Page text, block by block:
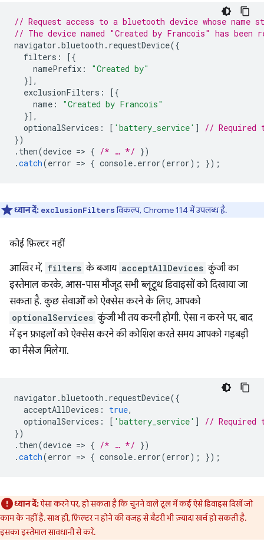
// Request access to a bluetooth device whose
// The device named "Created by Francois" has been
navigator .bluetooth . requestDevice({
filters :
[{
namePrefix :
"Created by"
}],
exclusionFilters :
[{
name :
"Created by Francois"
}],
optionalServices : [ 'battery_service' ]
// Required
})
. then(device => { /* … */ })
.catch(error => { console. error(error); });
ध्यान दें: exclusionFiltersविकल्प, Chrome 114 में उपलब्ध है.
कोई फ़िल्टर नहीं
आखिर में, filters के बजाय acceptAllDevices कुंजी का
इस्तेमाल करके, आस-पास मौजूद सभी ब्लूटूथ डिवाइसों को दिखाया जा
सकता है. कुछ सेवाओं को ऐक्सेस करने के लिए, आपको
optionalServices कुंजी भी तय करनी होगी. ऐसा न करने पर, बाद
में इन फ़ाइलों को ऐक्सेस करने की कोशिश करते समय आपको गड़बड़ी
का मैसेज मिलेगा.
navigator .bluetooth . requestDevice({
acceptAllDevices : true,
optionalServices : [ 'battery_service' ]
// Required
})
. then(device => { /* … */ })
.catch(error => { console. error(error); });
ध्यान दें:ऐसा करने पर, हो सकता है कि चुनने वाले टूल में कई ऐसे डिवाइस दिखें जो
काम के नहीं हैं. साथ ही, फ़िल्टर न होने की वजह से बैटरी भी ज़्यादा खर्च हो सकती है.
इसका इस्तेमाल सावधानी से करें.